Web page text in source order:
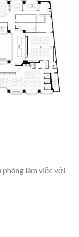
làm việc với